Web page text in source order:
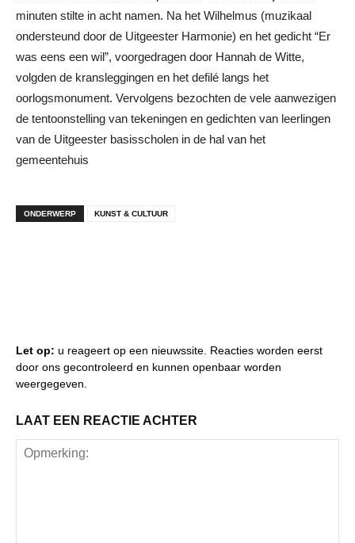
minuten stilte in acht namen. Na het Wilhelmus (muzikaal
ondersteund door de Uitgeester Harmonie) en het gedicht “Er
was eens een wil”, voorgedragen door Hannah de Witte,
volgden de kransleggingen en het defilé langs het
oorlogsmonument. Vervolgens bezochten de vele aanwezigen
de tentoonstelling van tekeningen en gedichten van leerlingen
van de Uitgeester basisscholen in de hal van het
gemeentehuis
ONDERWERP KUNST & CULTUUR
Let op: u reageert op een nieuwssite. Reacties worden eerst
door ons gecontroleerd en kunnen openbaar worden
weergegeven.
LAAT EEN REACTIE ACHTER